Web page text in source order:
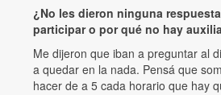
¿No les dieron ninguna
participar o por qué no hay
Me dijeron que iban a preguntar al
a quedar en la nada. Pensá que
hacer de a 5 cada horario que hay